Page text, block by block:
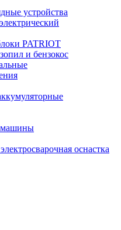
устройства
PATRIOT
и бензокос
машины
оснастка